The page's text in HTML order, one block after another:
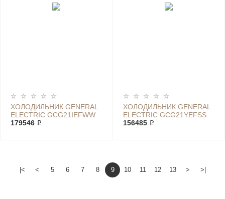
ХОЛОДИЛЬНИК GENERAL
ELECTRIC GCG21IEFWW
179546 ₽
ХОЛОДИЛЬНИК GENERAL
ELECTRIC GCG21YEFSS
156485 ₽
|< < 5 6 7 8 9 10 11 12 13 > >|